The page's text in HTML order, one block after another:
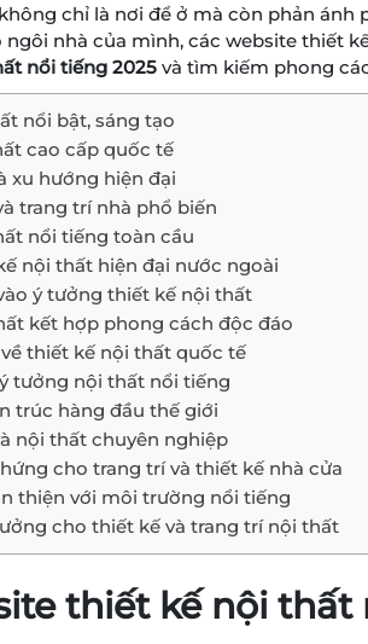
chỉ là nơi để ở mà còn phản
nhà của mình, các website thiết
nổi tiếng 2025 và tìm kiếm phong
nổi bật, sáng tạo
cao cấp quốc tế
xu hướng hiện đại
trang trí nhà phổ biến
nổi tiếng toàn cầu
nội thất hiện đại nước ngoài
ý tưởng thiết kế nội thất
kết hợp phong cách độc đáo
thiết kế nội thất quốc tế
tưởng nội thất nổi tiếng
trúc hàng đầu thế giới
nội thất chuyên nghiệp
cho trang trí và thiết kế nhà cửa
thiện với môi trường nổi tiếng
cho thiết kế và trang trí nội thất
thiết kế nội